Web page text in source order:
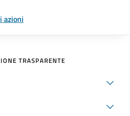
azioni
TRASPARENTE